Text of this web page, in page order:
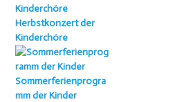
Herbstkonzert der
Kinderchöre
Sommerferienprogra
mm der Kinder